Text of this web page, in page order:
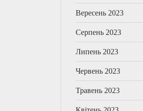
Вересень 2023
Серпень 2023
Липень 2023
Червень 2023
Травень 2023